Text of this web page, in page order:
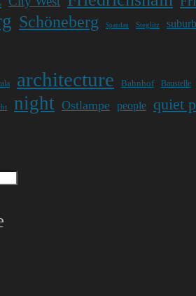
Schöneberg Spandau Steglitz suburb
architecture Bahnhof Baustelle
night Ostlampe people quiet